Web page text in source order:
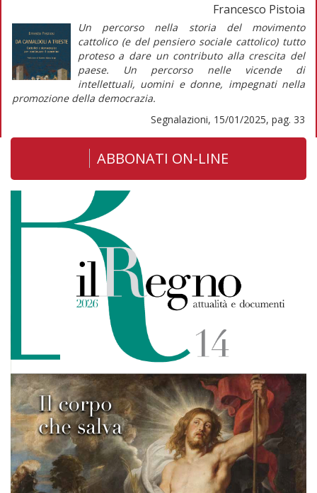
Francesco Pistoia
Un percorso nella storia del movimento
cattolico (e del pensiero sociale cattolico) tutto
proteso a dare un contributo alla crescita del
paese. Un percorso nelle vicende di
intellettuali, uomini e donne, impegnati nella
promozione della democrazia.
Segnalazioni, 15/01/2025, pag. 33
ABBONATI ON-LINE